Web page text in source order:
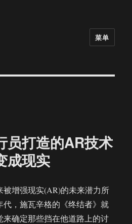
菜单
员打造的AR技术
成现实
被增强现实(AR)的未来潜力所
代，施瓦辛格的《终结者》就
来确定那些挡在他道路上的讨